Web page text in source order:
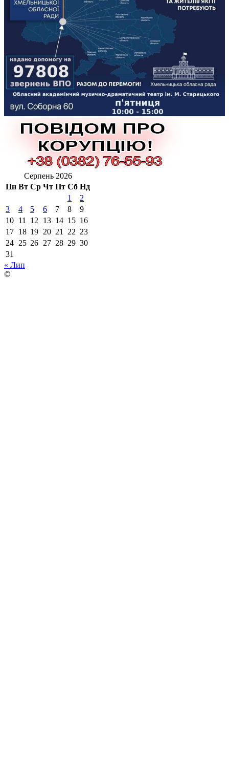
Серпень 2026
Пн Вт Ср Чт Пт Сб Нд
1
2
3
4 5 6 7 8
9
10 11 12 13 14 15 16
17 18 19 20 21 22 23
24 25 26 27 28 29 30
31
« Лип
©